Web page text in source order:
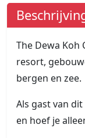
The Dewa Koh
resort,
bergen en zee.
Als gast van
en hoef je